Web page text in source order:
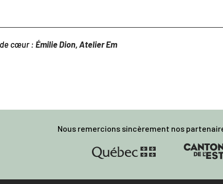
cœur : Émilie Dion, Atelier Em
Nous remercions sincèrement nos